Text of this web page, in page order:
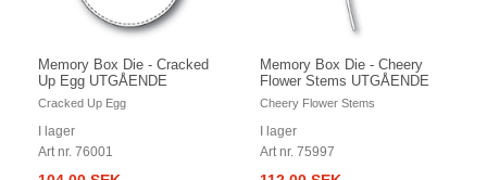
Memory Box Die - Cracked
Up Egg UTGÅENDE
Cracked Up Egg
I lager
Art nr. 76001
Memory Box Die - Cheery
Flower Stems UTGÅENDE
Cheery Flower Stems
I lager
Art nr. 75997